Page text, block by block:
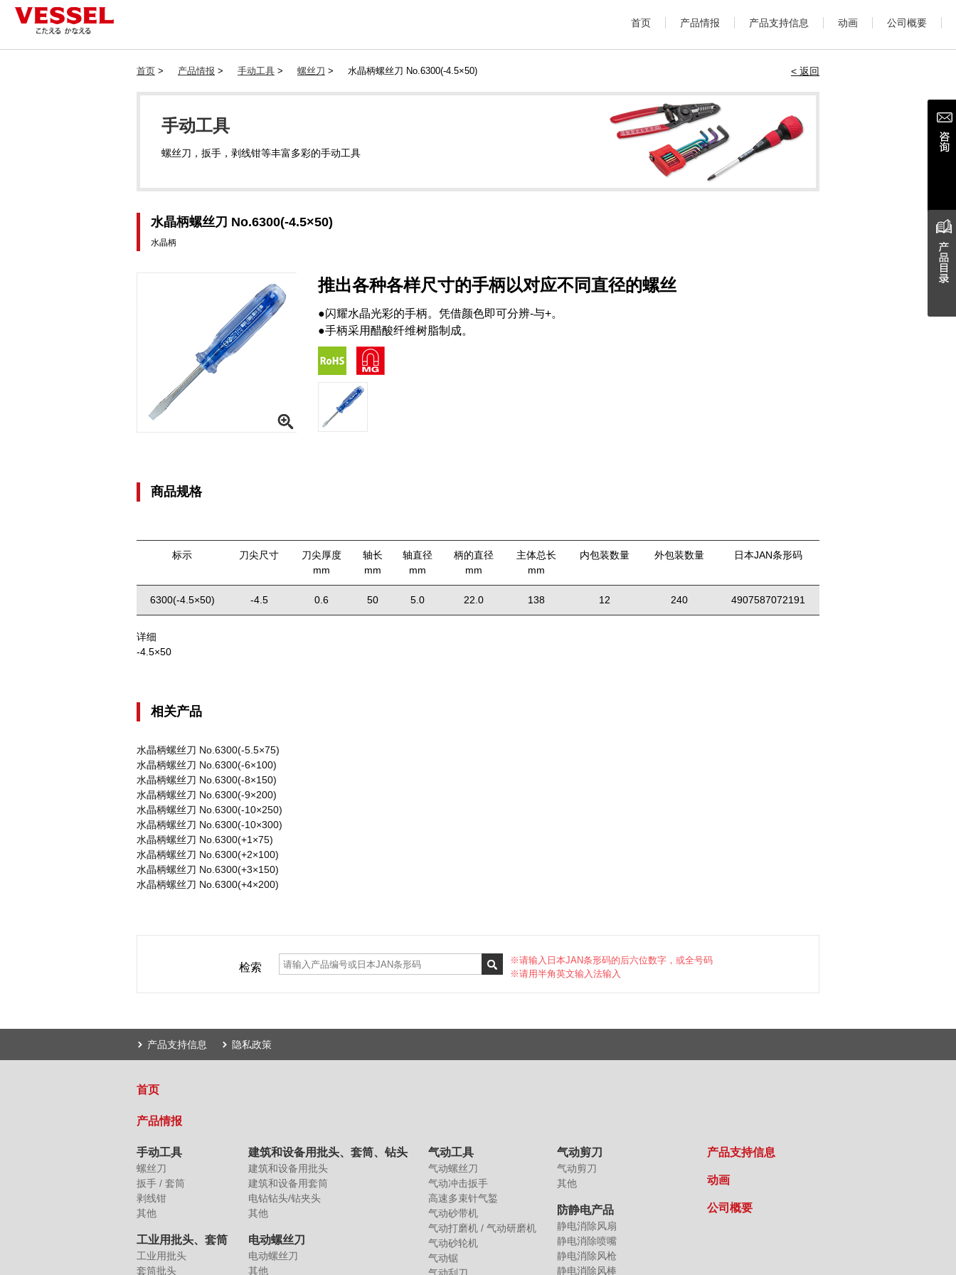
首页 产品情报 产品支持信息 动画 公司概要
首页 > 产品情报 > 手动工具 > 螺丝刀 > 水晶柄螺丝刀 No.6300(-4.5×50) < 返回
手动工具
螺丝刀，扳手，剥线钳等丰富多彩的手动工具
水晶柄螺丝刀 No.6300(-4.5×50)
水晶柄
推出各种各样尺寸的手柄以对应不同直径的螺丝
●闪耀水晶光彩的手柄。凭借颜色即可分辨-与+。
●手柄采用醋酸纤维树脂制成。
商品规格
标示 刀尖尺寸
刀尖厚度
mm
轴长
mm
轴直径
mm
柄的直径
mm
主体总长
mm
内包装数量 外包装数量 日本JAN条形码
6300(-4.5×50) -4.5 0.6 50 5.0 22.0 138 12 240 4907587072191
详细
-4.5×50
相关产品
水晶柄螺丝刀 No.6300(-5.5×75)
水晶柄螺丝刀 No.6300(-6×100)
水晶柄螺丝刀 No.6300(-8×150)
水晶柄螺丝刀 No.6300(-9×200)
水晶柄螺丝刀 No.6300(-10×250)
水晶柄螺丝刀 No.6300(-10×300)
水晶柄螺丝刀 No.6300(+1×75)
水晶柄螺丝刀 No.6300(+2×100)
水晶柄螺丝刀 No.6300(+3×150)
水晶柄螺丝刀 No.6300(+4×200)
检索
※请输入日本JAN条形码的后六位数字，或全号码
※请用半角英文输入法输入
产品支持信息 隐私政策
首页
产品情报
手动工具
螺丝刀
扳手 / 套筒
剥线钳
其他
工业用批头、套筒
工业用批头
套筒批头
建筑和设备用批头、套筒、钻头
建筑和设备用批头
建筑和设备用套筒
电钻钻头/钻夹头
其他
电动螺丝刀
电动螺丝刀
其他
气动工具
气动螺丝刀
气动冲击扳手
高速多束针气錾
气动砂带机
气动打磨机 / 气动研磨机
气动砂轮机
气动锯
气动剪刀
气动剪刀
其他
防静电产品
静电消除风扇
静电消除喷嘴
静电消除风枪
静电消除风棒
产品支持信息
动画
公司概要